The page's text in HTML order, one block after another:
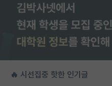
🔥 시선집중 핫한 인기글